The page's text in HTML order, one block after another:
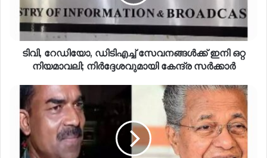
ടിവി, റേഡിയോ, ഡിടിഎച്ച് സേവനങ്ങൾക്ക് ഇനി ഒറ്റ
നിയമാവലി; നിർദ്ദേശവുമായി കേന്ദ്ര സർക്കാർ